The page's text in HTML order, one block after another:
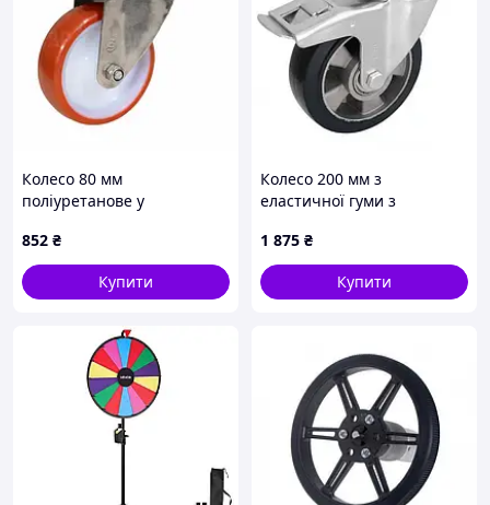
Колесо 80 мм
поліуретанове у
нержавіючому глянцевому
кронштейні з
майданчиком
852 ₴
Купити
Колесо 200 мм з
еластичної гуми з
середньопосиленим
кронштейном і гальмом
(500 кг)
1 875 ₴
Купити